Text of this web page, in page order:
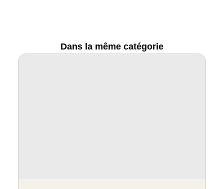
Dans la même catégorie